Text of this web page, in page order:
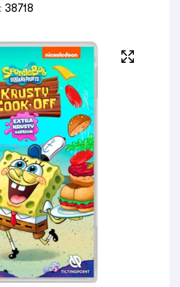
38718